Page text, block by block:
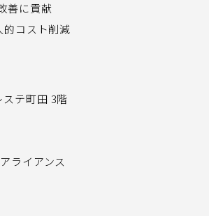
善に貢献
的コスト削減
テ町田 3階
ライアンス